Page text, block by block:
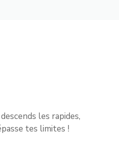
les rapides,
tes limites !